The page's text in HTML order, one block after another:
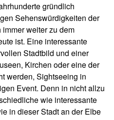
gründlich
Sehenswürdigkeiten der
weiter zu dem
ist. Eine interessante
Stadtbild und einer
Kirchen oder eine der
werden, Sightseeing in
Event. Denn in nicht allzu
wie interessante
in dieser Stadt an der Elbe